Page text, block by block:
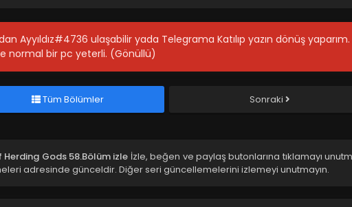
Ayyıldız#4736 ulaşabilir yada Telegrama Katılıp yazın dönüş yaparım.
normal bir pc yeterli. (Gönüllü)
Tüm Bölümler Sonraki
Herding Gods 58.Bölüm izle İzle, beğen ve paylaş butonlarına tıklamayı
adresinde günceldir. Diğer seri güncellemelerini izlemeyi unutmayın.